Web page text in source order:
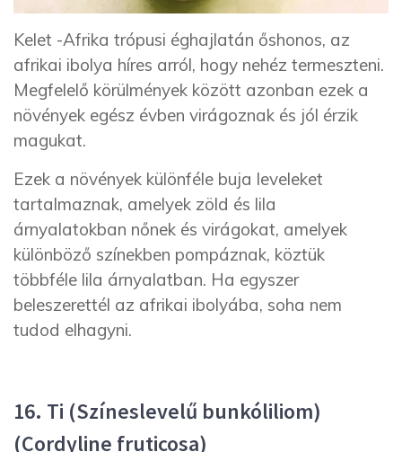
Kelet -Afrika trópusi éghajlatán őshonos, az
afrikai ibolya híres arról, hogy nehéz termeszteni.
Megfelelő körülmények között azonban ezek a
növények egész évben virágoznak és jól érzik
magukat.
Ezek a növények különféle buja leveleket
tartalmaznak, amelyek zöld és lila
árnyalatokban nőnek és virágokat, amelyek
különböző színekben pompáznak, köztük
többféle lila árnyalatban. Ha egyszer
beleszerettél az afrikai ibolyába, soha nem
tudod elhagyni.
16. Ti (Színeslevelű bunkóliliom)
(Cordyline fruticosa)